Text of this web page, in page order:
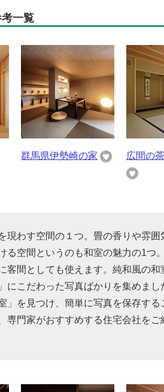
一覧
群馬県伊勢崎の家 広間の
現わす空間の１つ。畳の香りや雰
る空間というのも和室の魅力の1つ
客間としても使えます。純和風の
にこだわった写真ばかりを集めま
」を見つけ、簡単に写真を保存す
専門家がおすすめする住宅会社をご